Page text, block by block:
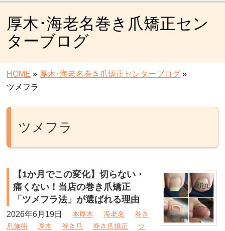
厚木･海老名巻き爪矯正セン
ターブログ
HOME » 厚木･海老名巻き爪矯正センターブログ »
ツメフラ
ツメフラ
【1か月でこの変化】切らない・
痛くない！当店の巻き爪矯正
「ツメフラ法」が選ばれる理由
2026年6月19日 本厚木 海老名
巻き
爪施術
厚木 巻き爪 巻き爪矯正
ツ